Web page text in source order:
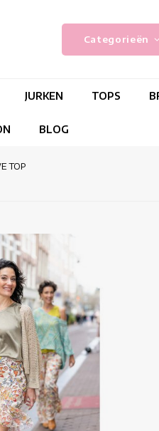
Categorieën
JURKEN TOPS
BLOG
TOP